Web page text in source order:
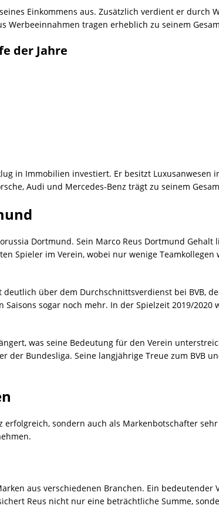
Einkommens aus. Zusätzlich verdient er durch
Werbeeinnahmen tragen erheblich zu seinem
der Jahre
in Immobilien investiert. Er besitzt
Audi und Mercedes-Benz trägt zu seinem
Dortmund. Sein Marco Reus Dortmund
Spieler im Verein, wobei nur wenige Teamkollegen
über dem Durchschnittsverdienst bei BVB,
sogar noch mehr. In der Spielzeit 2019/
was seine Bedeutung für den Verein
der Bundesliga. Seine langjährige Treue zum BVB
sondern auch als Markenbotschafter
aus verschiedenen Branchen. Ein
Reus nicht nur eine beträchtliche Summe,